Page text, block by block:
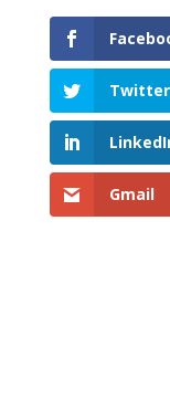
Twitter
Gmail